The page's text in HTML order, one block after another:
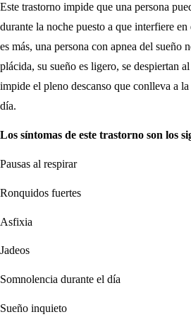
Este trastorno impide que una persona
durante la noche puesto a que interfiere
es más, una persona con apnea del sueño
plácida, su sueño es ligero, se despiertan
impide el pleno descanso que conlleva a
día.
Los síntomas de este trastorno son los
Pausas al respirar
Ronquidos fuertes
Asfixia
Jadeos
Somnolencia durante el día
Sueño inquieto